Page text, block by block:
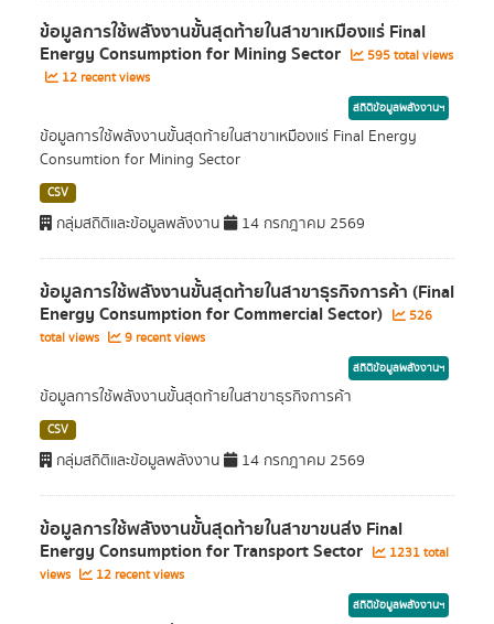
ข้อมูลการใช้พลังงานขั้นสุดท้ายในสาขาเหมืองแร่ Final
Energy Consumption for Mining Sector
595 total views
12 recent views
สถิติข้อมูลพลังงานฯ
ข้อมูลการใช้พลังงานขั้นสุดท้ายในสาขาเหมืองแร่ Final Energy
Consumtion for Mining Sector
CSV
กลุ่มสถิติและข้อมูลพลังงาน 14 กรกฎาคม 2569
ข้อมูลการใช้พลังงานขั้นสุดท้ายในสาขาธุรกิจการค้า (Final
Energy Consumption for Commercial Sector)
526
total views
9 recent views
สถิติข้อมูลพลังงานฯ
ข้อมูลการใช้พลังงานขั้นสุดท้ายในสาขาธุรกิจการค้า
CSV
กลุ่มสถิติและข้อมูลพลังงาน 14 กรกฎาคม 2569
ข้อมูลการใช้พลังงานขั้นสุดท้ายในสาขาขนส่ง Final
Energy Consumption for Transport Sector
1231 total
views
12 recent views
สถิติข้อมูลพลังงานฯ